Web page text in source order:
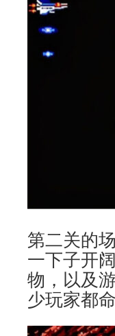
第二关的
一下子开
物，以及
少玩家都